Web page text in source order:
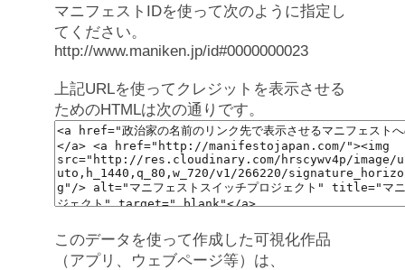
マニフェストIDを使って次のように指定し
てください。
http://www.maniken.jp/id#0000000023
上記URLを使ってクレジットを表示させる
ためのHTMLは次の通りです。
このデータを使って作成した可視化作品
（アプリ、ウェブページ等）は、